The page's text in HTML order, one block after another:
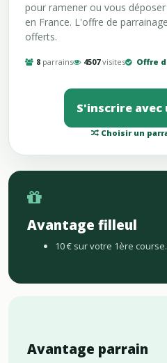
pour ramener ou vous
en France. L'offre de
offerts.
8 parrains 4507visites Offre
S'inscrire avec
Choisir un
Avantage filleul
10 € sur votre 1ère course.
Avantage parrain